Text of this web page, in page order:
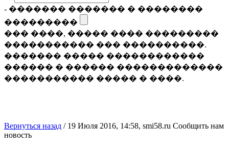
- ������� ������� � ��������
���������
��� ����, ����� ���� ���������
����������� ��� ����������.
������� ����� ������������
������ � ������ �������������
����������� ����� � ����.
Вернуться назад / 19 Июля 2016, 14:58, smi58.ru Сообщить нам
новость